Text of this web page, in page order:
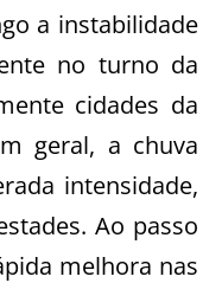
a instabilidade
no turno da
cidades da
geral, a chuva
intensidade,
Ao passo
melhora nas